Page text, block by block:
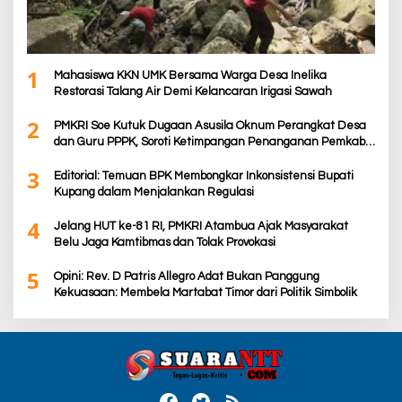
1
Mahasiswa KKN UMK Bersama Warga Desa Inelika
Restorasi Talang Air Demi Kelancaran Irigasi Sawah
2
PMKRI Soe Kutuk Dugaan Asusila Oknum Perangkat Desa
dan Guru PPPK, Soroti Ketimpangan Penanganan Pemkab
3
Editorial: Temuan BPK Membongkar Inkonsistensi Bupati
Kupang dalam Menjalankan Regulasi
4
Jelang HUT ke-81 RI, PMKRI Atambua Ajak Masyarakat
Belu Jaga Kamtibmas dan Tolak Provokasi
5
Opini: Rev. D Patris Allegro Adat Bukan Panggung
Kekuasaan: Membela Martabat Timor dari Politik Simbolik